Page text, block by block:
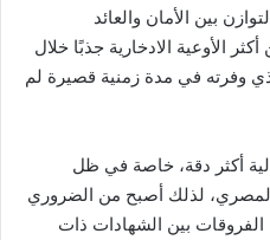
بين الأمان والعائد
الأوعية الادخارية جذبًا خلال
وفرته في مدة زمنية قصيرة لم
أكثر دقة، خاصة في ظل
المصري، لذلك أصبح من الضروري
الفروقات بين الشهادات ذات